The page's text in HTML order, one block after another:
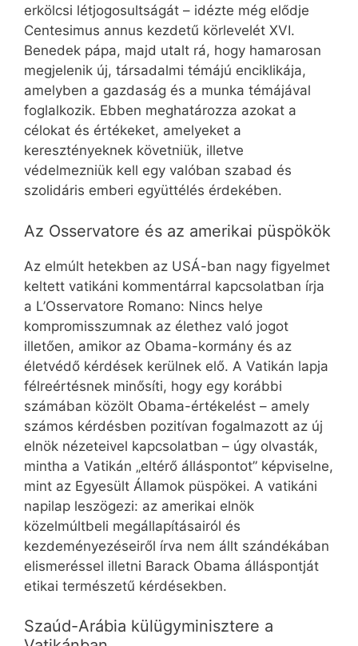
erkölcsi létjogosultságát – idézte még elődje
Centesimus annus kezdetű körlevelét XVI.
Benedek pápa, majd utalt rá, hogy hamarosan
megjelenik új, társadalmi témájú enciklikája,
amelyben a gazdaság és a munka témájával
foglalkozik. Ebben meghatározza azokat a
célokat és értékeket, amelyeket a
keresztényeknek követniük, illetve
védelmezniük kell egy valóban szabad és
szolidáris emberi együttélés érdekében.
Az Osservatore és az amerikai püspökök
Az elmúlt hetekben az USÁ-ban nagy figyelmet
keltett vatikáni kommentárral kapcsolatban írja
a L’Osservatore Romano: Nincs helye
kompromisszumnak az élethez való jogot
illetően, amikor az Obama-kormány és az
életvédő kérdések kerülnek elő. A Vatikán lapja
félreértésnek minősíti, hogy egy korábbi
számában közölt Obama-értékelést – amely
számos kérdésben pozitívan fogalmazott az új
elnök nézeteivel kapcsolatban – úgy olvasták,
mintha a Vatikán „eltérő álláspontot” képviselne,
mint az Egyesült Államok püspökei. A vatikáni
napilap leszögezi: az amerikai elnök
közelmúltbeli megállapításairól és
kezdeményezéseiről írva nem állt szándékában
elismeréssel illetni Barack Obama álláspontját
etikai természetű kérdésekben.
Szaúd-Arábia külügyminisztere a